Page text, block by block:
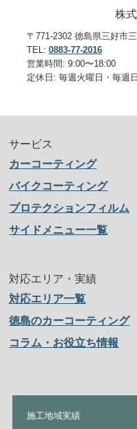
株
〒771-2302 徳島県三好市
TEL: 0883-77-2016
営業時間: 9:00〜18:00
定休日: 毎週火曜日・毎週
サービス
カーコーティング
バイクコーティング
プロテクションフィルム
サイドメニュー一覧
対応エリア・実績
対応エリア一覧
徳島のカーコーティング
コラム・お役立ち情報
施工地域実績